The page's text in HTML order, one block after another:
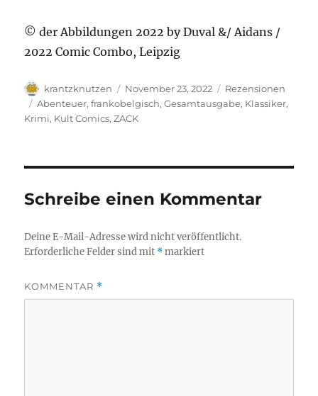
© der Abbildungen 2022 by Duval &/ Aidans /
2022 Comic Combo, Leipzig
Autor
krantzknutzen
Veröffentlicht
am
November 23, 2022 Kategorien
Rezensionen
Schlagwörter
Abenteuer,frankobelgisch,Gesamtausgabe, Klassiker,
Krimi, Kult Comics,ZACK
Schreibe einen Kommentar
Deine E-Mail-Adresse wird nicht veröffentlicht.
Erforderliche Felder sind mit *markiert
KOMMENTAR *